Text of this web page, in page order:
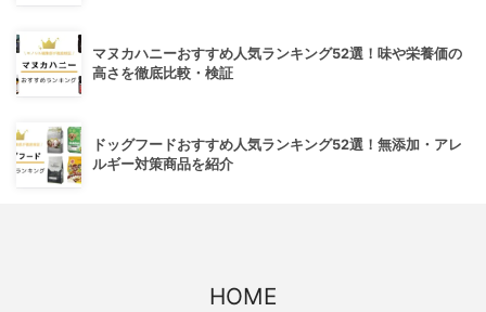
マヌカハニーおすすめ人気ランキング52選！味や栄養価の
高さを徹底比較・検証
ドッグフードおすすめ人気ランキング52選！無添加・アレ
ルギー対策商品を紹介
HOME